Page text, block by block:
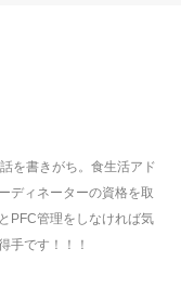
を書きがち。食生活アド
ディネーターの資格を取
PFC管理をしなければ気
手です！！！